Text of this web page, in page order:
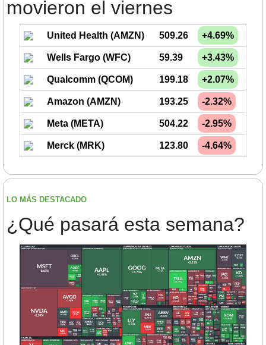
movieron el viernes
United Health (AMZN) 509.26 +4.69%
Wells Fargo (WFC) 59.39 +3.43%
Qualcomm (QCOM) 199.18 +2.07%
Amazon (AMZN) 193.25 -2.32%
Meta (META) 504.22 -2.95%
Merck (MRK) 123.80 -4.64%
LO MÁS DESTACADO
¿Qué pasará esta semana?